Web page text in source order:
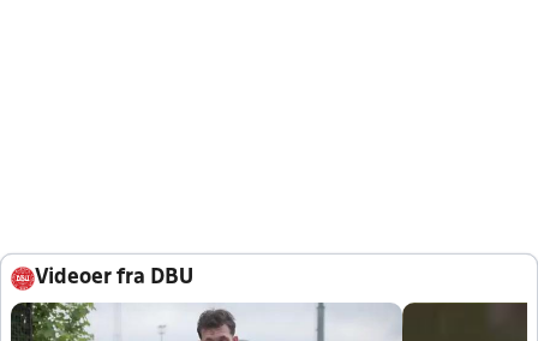
Videoer fra DBU